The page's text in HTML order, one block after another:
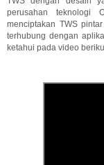
perusahan teknologi
menciptakan TWS
terhubung dengan
ketahui pada video